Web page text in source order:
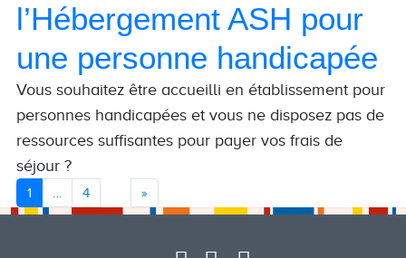
l’Hébergement ASH pour
une personne handicapée
Vous souhaitez être accueilli en établissement pour
personnes handicapées et vous ne disposez pas de
ressources suffisantes pour payer vos frais de
séjour ?
1 4 »